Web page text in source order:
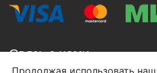
Связь с нами
Продолжая использовать